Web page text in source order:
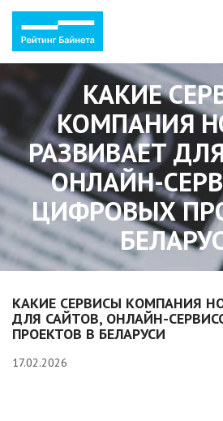
КАКИЕ
КОМПАНИЯ
РАЗВИВАЕТ
ОНЛАЙН-
ЦИФРОВЫХ
КАКИЕ СЕРВИСЫ КОМПАНИЯ
ДЛЯ САЙТОВ, ОНЛАЙН-
ПРОЕКТОВ В БЕЛАРУСИ
17.02.2026